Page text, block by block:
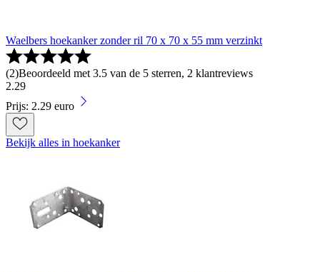
Waelbers hoekanker zonder ril 70 x 70 x 55 mm verzinkt
(2)Beoordeeld met 3.5 van de 5 sterren, 2 klantreviews
2.29
Prijs: 2.29 euro
Bekijk alles in hoekanker